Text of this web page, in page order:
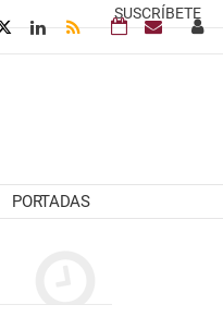
SUSCRÍBETE
PORTADAS